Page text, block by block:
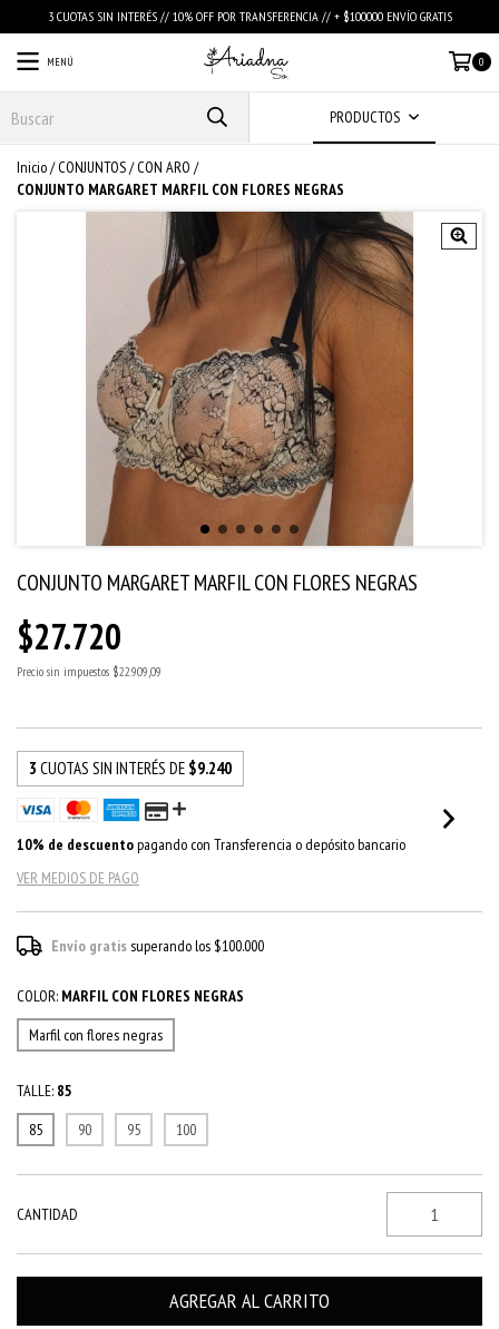
3 CUOTAS SIN INTERÉS // 10% OFF POR TRANSFERENCIA // + $100000 ENVÍO GRATIS
MENÚ 0
PRODUCTOS
Inicio/ CONJUNTOS/ CON ARO /
CONJUNTO MARGARET MARFIL CON FLORES NEGRAS
CONJUNTO MARGARET MARFIL CON FLORES NEGRAS
$27.720
Precio sin impuestos $22.909,09
3 CUOTAS SIN INTERÉS DE $9.240
10% de descuentopagando con Transferencia o depósito bancario
VER MEDIOS DE PAGO
Envío gratissuperando los $100.000
COLOR: MARFIL CON FLORES NEGRAS
Marfil con flores negras
TALLE: 85
85
90 95 100
CANTIDAD